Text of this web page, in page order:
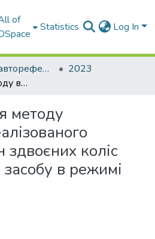
of
Statistics Log In
Дисертації та автореферати дисертацій
2023
Удосконалення методу визначення реалізованого зчеплення шин здвоєних коліс транспортного засобу в режимі гальмування
методу
коліс
в режимі